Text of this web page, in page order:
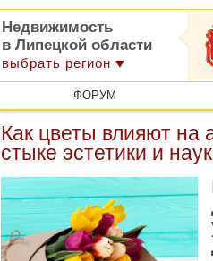
Недвижимость
в Липецкой области
выбрать регион
ФОРУМ
Как цветы влияют
стыке эстетики и